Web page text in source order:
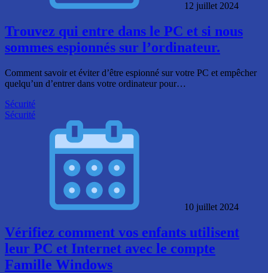
12 juillet 2024
Trouvez qui entre dans le PC et si nous
sommes espionnés sur l’ordinateur.
Comment savoir et éviter d’être espionné sur votre PC et empêcher
quelqu’un d’entrer dans votre ordinateur pour…
Sécurité
Sécurité
10 juillet 2024
Vérifiez comment vos enfants utilisent
leur PC et Internet avec le compte
Famille Windows